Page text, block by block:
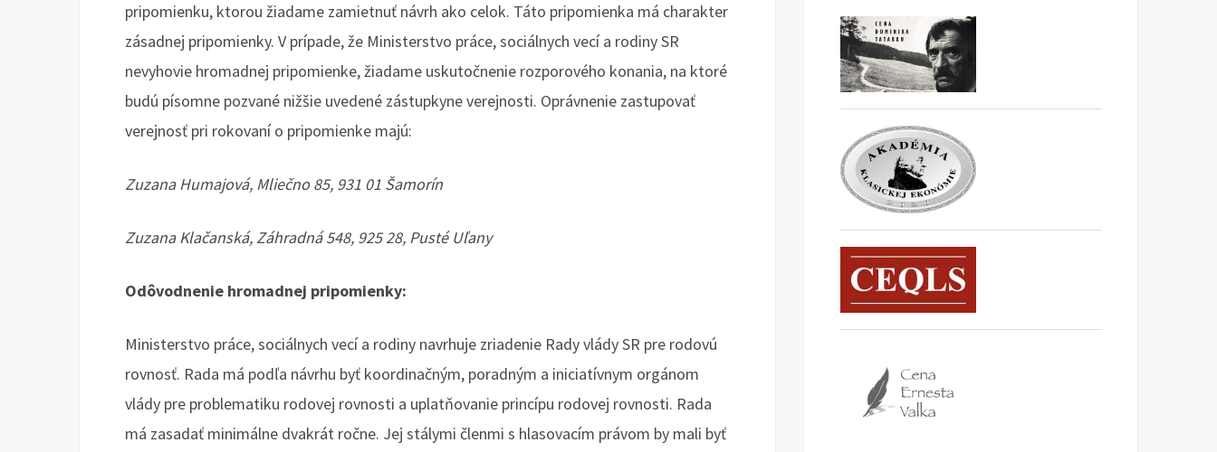
pripomienku, ktorou žiadame zamietnuť návrh ako celok. Táto pripomienka má charakter
zásadnej pripomienky. V prípade, že Ministerstvo práce, sociálnych vecí a rodiny SR
nevyhovie hromadnej pripomienke, žiadame uskutočnenie rozporového konania, na ktoré
budú písomne pozvané nižšie uvedené zástupkyne verejnosti. Oprávnenie zastupovať
verejnosť pri rokovaní o pripomienke majú:
Zuzana Humajová, Mliečno 85, 931 01 Šamorín
Zuzana Klačanská, Záhradná 548, 925 28, Pusté Uľany
Odôvodnenie hromadnej pripomienky:
Ministerstvo práce, sociálnych vecí a rodiny navrhuje zriadenie Rady vlády SR pre rodovú
rovnosť. Rada má podľa návrhu byť koordinačným, poradným a iniciatívnym orgánom
vlády pre problematiku rodovej rovnosti a uplatňovanie princípu rodovej rovnosti. Rada
má zasadať minimálne dvakrát ročne. Jej stálymi členmi s hlasovacím právom by mali byť